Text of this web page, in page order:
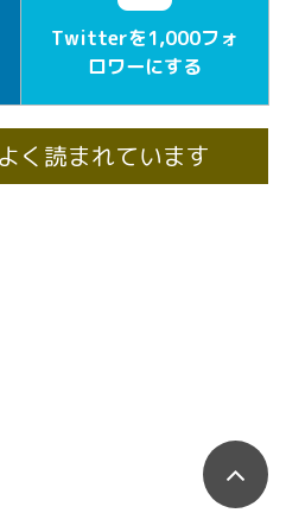
Twitterを1,000フォ
ロワーにする
く読まれています